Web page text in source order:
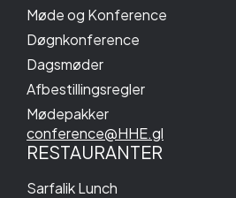
Møde og Konference
Døgnkonference
Dagsmøder
Afbestillingsregler
Mødepakker
conference@HHE.gl
RESTAURANTER
Sarfalik Lunch